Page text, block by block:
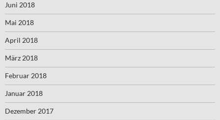
Juni 2018
Mai 2018
April 2018
März 2018
Februar 2018
Januar 2018
Dezember 2017